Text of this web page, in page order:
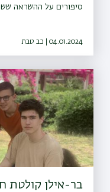
סיפורים על ההשראה
04.01.2024 | כב טבת
בר-אילן קולטת